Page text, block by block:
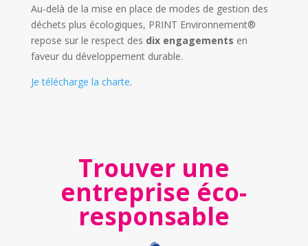
Au-delà de la mise en place de modes de gestion des
déchets plus écologiques, PRINT Environnement®
repose sur le respect des dix engagements en
faveur du développement durable.
Je télécharge la charte.
Trouver une
entreprise éco-
responsable